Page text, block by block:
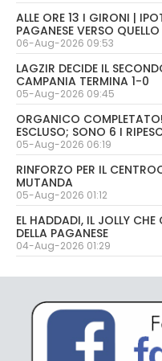
ALLE ORE 13 I GIRONI |
PAGANESE VERSO
06-Aug-2026 09:53
LAGZIR DECIDE IL
CAMPANIA TERMINA 1-0
05-Aug-2026 09:45
ORGANICO
ESCLUSO; SONO 6 I
05-Aug-2026 06:19
RINFORZO PER IL
MUTANDA
05-Aug-2026 01:12
EL HADDADI, IL JOLLY
DELLA PAGANESE
04-Aug-2026 01:29